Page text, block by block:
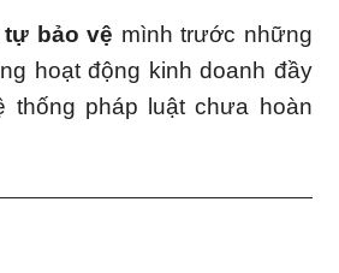
tự bảo vệ mình trước những
hoạt động kinh doanh đầy
thống pháp luật chưa hoàn